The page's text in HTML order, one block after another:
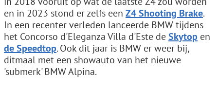
en in 2023 stond er zelfs een Z4 Shooting Brake.
In een recenter verleden lanceerde BMW tijdens
het Concorso d'Eleganza Villa d'Este deSkytop en
de Speedtop. Ook dit jaar is BMW er weer bij,
ditmaal met een showauto van het nieuwe
'submerk' BMW Alpina.